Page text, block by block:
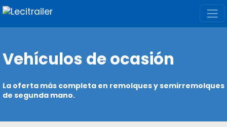
Vehículos de ocasión
La oferta más completa en remolques y semirremolques
de segunda mano.